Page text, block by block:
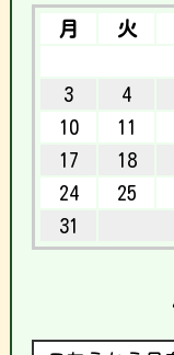
月 火
3
4
10
11
17
18
24
25
31